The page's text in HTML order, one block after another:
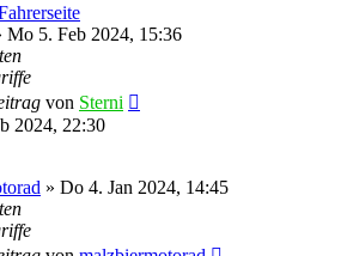
Mo 5. Feb 2024, 15:36
von Sterni
2024, 22:30
» Do 4. Jan 2024, 14:45